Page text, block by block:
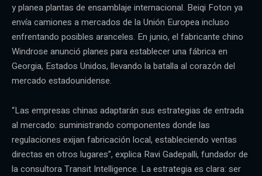
y planea plantas de ensamblaje internacional. Beiqi Foton ya
envía camiones a mercados de la Unión Europea incluso
enfrentando posibles aranceles. En junio, el fabricante chino
Windrose anunció planes para establecer una fábrica en
Georgia, Estados Unidos, llevando la batalla al corazón del
mercado estadounidense.
“Las empresas chinas adaptarán sus estrategias de entrada
al mercado: suministrando componentes donde las
regulaciones exijan fabricación local, estableciendo ventas
directas en otros lugares”, explica Ravi Gadepalli, fundador de
la consultora Transit Intelligence. La estrategia es clara: ser